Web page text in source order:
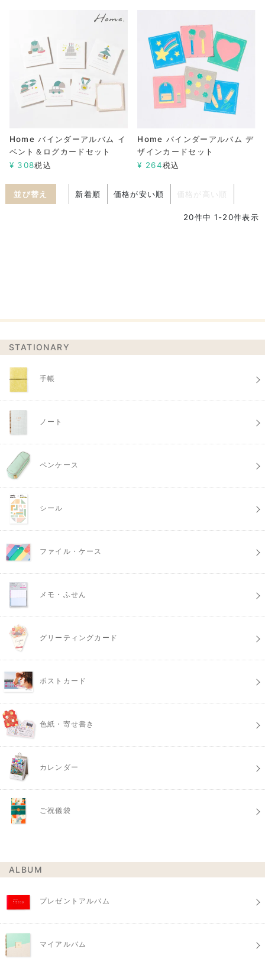
Home バインダーアルバム イ
ベント＆ログカードセット
¥ 308税込
Home バインダーアルバム デ
ザインカードセット
¥ 264税込
並び替え 新着順 価格が安い順 価格が高い順
20件中 1-20件表示
STATIONARY
手帳
ノート
ペンケース
シール
ファイル・ケース
メモ・ふせん
グリーティングカード
ポストカード
色紙・寄せ書き
カレンダー
ご祝儀袋
ALBUM
プレゼントアルバム
マイアルバム